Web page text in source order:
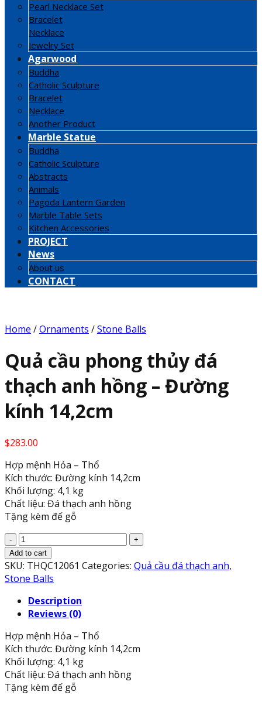
Pearl Necklace Set
Bracelet
Necklace
Jewelry Set
Agarwood
Buddha
Catholic Sculpture
Bracelet
Necklace
Another Product
Marble Statue
Buddha
Catholic Sculpture
Abstracts
Animals
Pagoda Lantern Garden
Marble Table Sets
Kitchen Accessories
PROJECT
News
About us
CONTACT
Home /Ornaments /Stone Balls
Quả cầu phong thủy đá
thạch anh hồng – Đường
kính 14,2cm
$283.00
Hợp mệnh Hỏa – Thổ
Kích thước: Đường kính 14,2cm
Khối lượng: 4,1 kg
Chất liệu: Đá thạch anh hồng
Tặng kèm đế gỗ
Quả
cầu
phong
thủy
thạch
anh
-
Đường
kính
14,2cm
quantity
Add to cart
SKU: THQC12061 Categories: Quả cầu đá thạch anh,
Stone Balls
Description
Reviews (0)
Hợp mệnh Hỏa – Thổ
Kích thước: Đường kính 14,2cm
Khối lượng: 4,1 kg
Chất liệu: Đá thạch anh hồng
Tặng kèm đế gỗ